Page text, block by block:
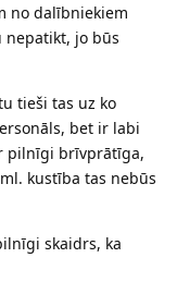
no dalībniekiem
nepatikt, jo būs
tieši tas uz ko
bet ir labi
pilnīgi brīvprātīga,
kustība tas nebūs
skaidrs, ka